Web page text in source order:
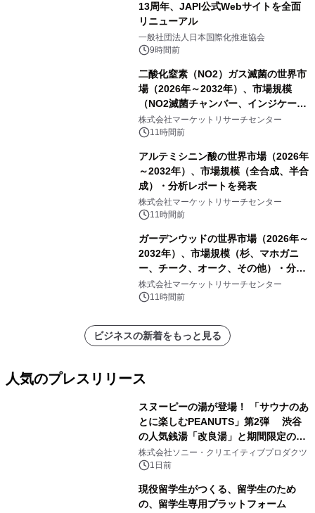
13周年、JAPI公式Webサイトを全面
リニューアル
一般社団法人日本国際化推進協会
9時間前
二酸化窒素（NO2）ガス滅菌の世界市
場（2026年～2032年）、市場規模
（NO2滅菌チャンバー、インジケータ
ーおよびモニタリングシステム、その
他）・分析レポートを発表
株式会社マーケットリサーチセンター
11時間前
アルテミシニン酸の世界市場（2026年
～2032年）、市場規模（全合成、半合
成）・分析レポートを発表
株式会社マーケットリサーチセンター
11時間前
ガーデンウッドの世界市場（2026年～
2032年）、市場規模（杉、マホガニ
ー、チーク、オーク、その他）・分析
レポートを発表
株式会社マーケットリサーチセンター
11時間前
ビジネスの新着をもっと見る
人気のプレスリリース
スヌーピーの湯が登場！ 「サウナのあ
とに楽しむPEANUTS」第2弾 渋谷
の人気銭湯「改良湯」と期間限定のコ
ラボレーション サウナイキタイコラ
ボグッズも発売決定！
株式会社ソニー・クリエイティブプロダクツ
1日前
現役留学生がつくる、留学生のため
の、留学生専用プラットフォーム